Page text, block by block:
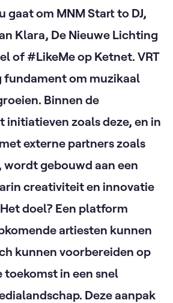
gaat om MNM Start to DJ,
Klara, De Nieuwe Lichting
of #LikeMe op Ketnet. VRT
fundament om muzikaal
Binnen de
initiatieven zoals deze, en in
externe partners zoals
wordt gebouwd aan een
creativiteit en innovatie
doel? Een platform
artiesten kunnen
kunnen voorbereiden op
toekomst in een snel
Deze aanpak